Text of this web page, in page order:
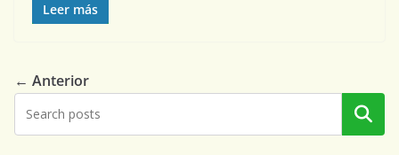
Leer más
← Anterior
Buscar